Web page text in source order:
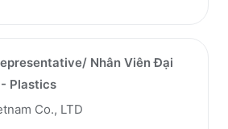
Nhân Viên Đại
Plastics
Co., LTD